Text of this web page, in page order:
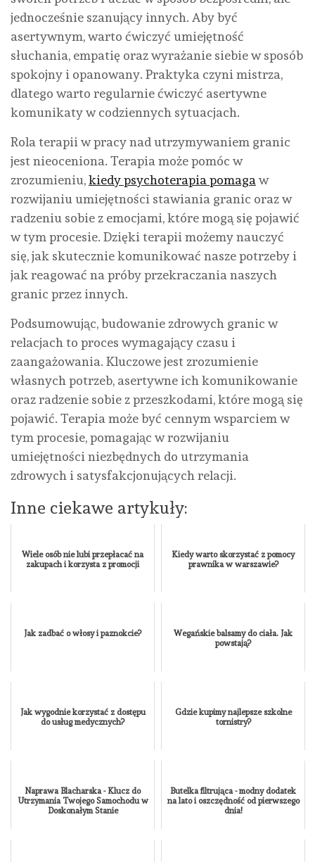
jednocześnie szanujący innych. Aby być
asertywnym, warto ćwiczyć umiejętność
słuchania, empatię oraz wyrażanie siebie w sposób
spokojny i opanowany. Praktyka czyni mistrza,
dlatego warto regularnie ćwiczyć asertywne
komunikaty w codziennych sytuacjach.
Rola terapii w pracy nad utrzymywaniem granic
jest nieoceniona. Terapia może pomóc w
zrozumieniu,kiedy psychoterapia pomaga w
rozwijaniu umiejętności stawiania granic oraz w
radzeniu sobie z emocjami, które mogą się pojawić
w tym procesie. Dzięki terapii możemy nauczyć
się, jak skutecznie komunikować nasze potrzeby i
jak reagować na próby przekraczania naszych
granic przez innych.
Podsumowując, budowanie zdrowych granic w
relacjach to proces wymagający czasu i
zaangażowania. Kluczowe jest zrozumienie
własnych potrzeb, asertywne ich komunikowanie
oraz radzenie sobie z przeszkodami, które mogą się
pojawić. Terapia może być cennym wsparciem w
tym procesie, pomagając w rozwijaniu
umiejętności niezbędnych do utrzymania
zdrowych i satysfakcjonujących relacji.
Inne ciekawe artykuły:
Wiele osób nie lubi przepłacać na
zakupach i korzysta z promocji
Kiedy warto skorzystać z pomocy
prawnika w warszawie?
Jak zadbać o włosy i paznokcie?
Wegańskie balsamy do ciała. Jak
powstają?
Jak wygodnie korzystać z dostępu
do usług medycznych?
Gdzie kupimy najlepsze szkolne
tornistry?
Naprawa Blacharska - Klucz do
Utrzymania Twojego Samochodu w
Doskonałym Stanie
Butelka filtrująca - modny dodatek
na lato i oszczędność od pierwszego
dnia!